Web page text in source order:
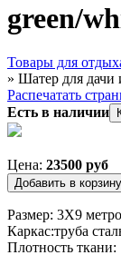
green/
Вы здесь
Товары для
» Шатер для
Распечатать
Есть в наличии
Цена: 23500 руб
Размер: 3Х9
Каркас:труба
Плотность ткани: